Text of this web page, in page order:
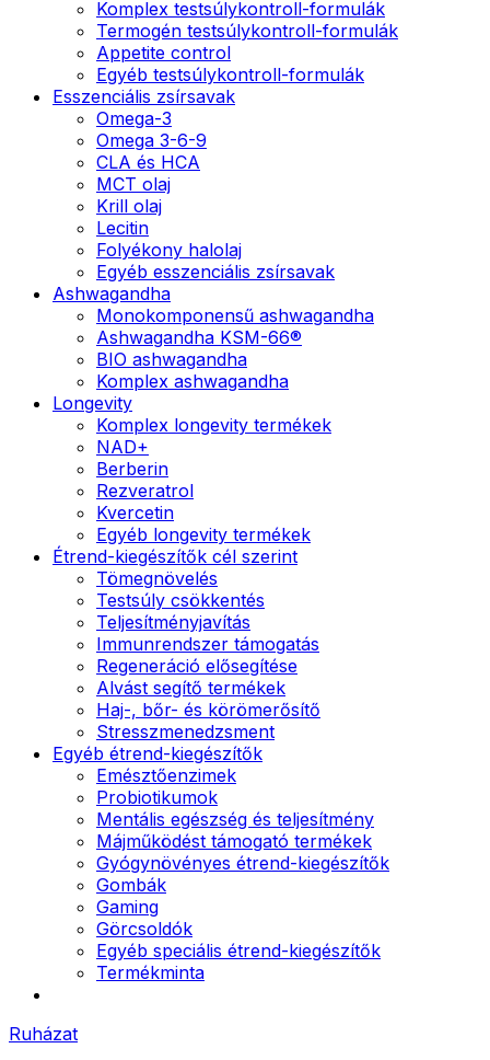
Komplex testsúlykontroll-formulák
Termogén testsúlykontroll-formulák
Appetite control
Egyéb testsúlykontroll-formulák
Esszenciális zsírsavak
Omega-3
Omega 3-6-9
CLA és HCA
MCT olaj
Krill olaj
Lecitin
Folyékony halolaj
Egyéb esszenciális zsírsavak
Ashwagandha
Monokomponensű ashwagandha
Ashwagandha KSM-66®
BIO ashwagandha
Komplex ashwagandha
Longevity
Komplex longevity termékek
NAD+
Berberin
Rezveratrol
Kvercetin
Egyéb longevity termékek
Étrend-kiegészítők cél szerint
Tömegnövelés
Testsúly csökkentés
Teljesítményjavítás
Immunrendszer támogatás
Regeneráció elősegítése
Alvást segítő termékek
Haj-, bőr- és körömerősítő
Stresszmenedzsment
Egyéb étrend-kiegészítők
Emésztőenzimek
Probiotikumok
Mentális egészség és teljesítmény
Májműködést támogató termékek
Gyógynövényes étrend-kiegészítők
Gombák
Gaming
Görcsoldók
Egyéb speciális étrend-kiegészítők
Termékminta
Ruházat